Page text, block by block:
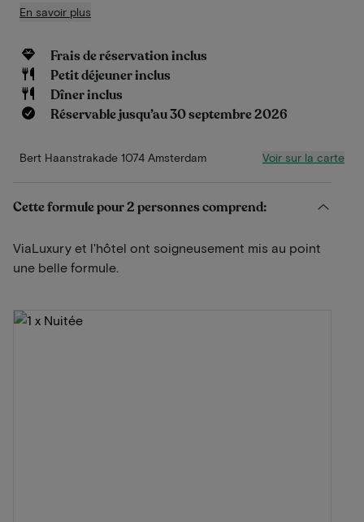
En savoir plus
Frais de réservation inclus
Petit déjeuner inclus
Dîner inclus
Réservable jusqu’au 30 septembre 2026
Bert Haanstrakade 1074 Amsterdam Voir sur la carte
Cette formule pour 2 personnes comprend:
ViaLuxury et l'hôtel ont soigneusement mis au point
une belle formule.